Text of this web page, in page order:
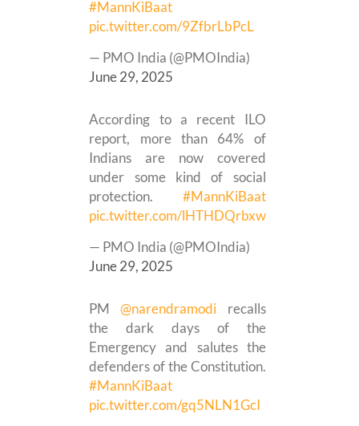
#MannKiBaat
pic.twitter.com/9ZfbrLbPcL
— PMO India (@PMOIndia)
June 29, 2025
According to a recent ILO
report, more than 64% of
Indians are now covered
under some kind of social
protection. #MannKiBaat
pic.twitter.com/lHTHDQrbxw
— PMO India (@PMOIndia)
June 29, 2025
PM@narendramodi recalls
the dark days of the
Emergency and salutes the
defenders of the Constitution.
#MannKiBaat
pic.twitter.com/gq5NLN1GcI